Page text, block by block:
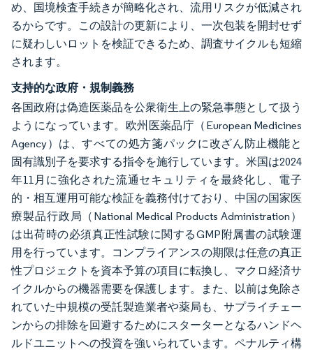
め、国境検査手続きが簡略化され、流用リスクが低減され
るからです。この設計の更新により、一次包装を開封せず
に疑わしいロットを検証できるため、調査サイクルも短縮
されます。
支持的な政府・規制義務
各国政府は偽造医薬品を公衆衛生上の緊急事態として扱う
ようになっています。欧州医薬品庁（European Medicines
Agency）は、すべての処方箋パックに改ざん防止機能と
固有識別子を要求する指令を施行しています。米国は2024
年11月に強化された流通セキュリティを最終化し、電子
的・相互運用可能な検証を義務付けており、中国の国家医
療製品行政局（National Medical Products Administration）
は出荷時の必須真正性試験に関するGMP附属書の試験運
用を行っています。コンプライアンスの期限は任意の真正
性プロジェクトを資本予算の項目に転換し、マクロ経済サ
イクルからの機器需要を保護します。また、以前は免除さ
れていた中規模の受託製造業者や薬局も、サプライチェー
ンからの排除を回避するためにスターターとなるハンドヘ
ルドユニットへの投資を強いられています。ペナルティ構